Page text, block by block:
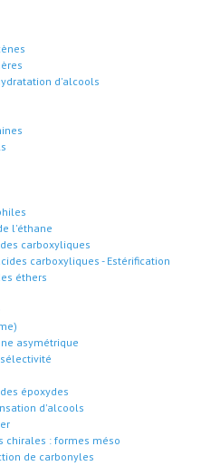
d'alcools
l'éthane
carboxyliques
carboxyliques - Estérification
éthers
asymétrique
époxydes
d'alcools
chirales : formes méso
de carbonyles